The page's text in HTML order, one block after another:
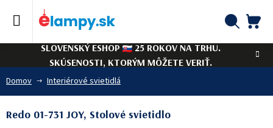
SLOVENSKÝ ESHOP
25 ROKOV NA TRHU.
SKÚSENOSTI, KTORÝM MÔŽETE VERIŤ.
Domov Interiérové svietidlá
Redo 01-731 JOY, Stolové svietidlo